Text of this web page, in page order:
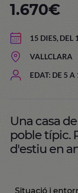
15 DIES, DEL
VALLCLARA
EDAT: DE 5 A
1.670€
Una casa
poble típic.
d'estiu en
Situació i